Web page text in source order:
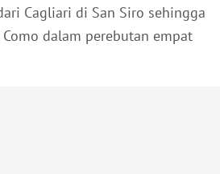
Cagliari di San Siro sehingga
dalam perebutan empat